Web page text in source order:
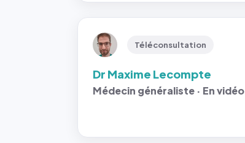
Téléconsultation
Dr Maxime Lecompte
Médecin généraliste · En vidéo